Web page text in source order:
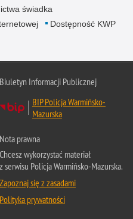
świadka
Dostępność KWP
Biuletyn Informacji Publicznej
BIP Policja Warmińsko-
Mazurska
Nota prawna
Chcesz wykorzystać materiał
z serwisu Policja Warmińsko-Mazurska.
Zapoznaj się z zasadami
Polityka prywatności